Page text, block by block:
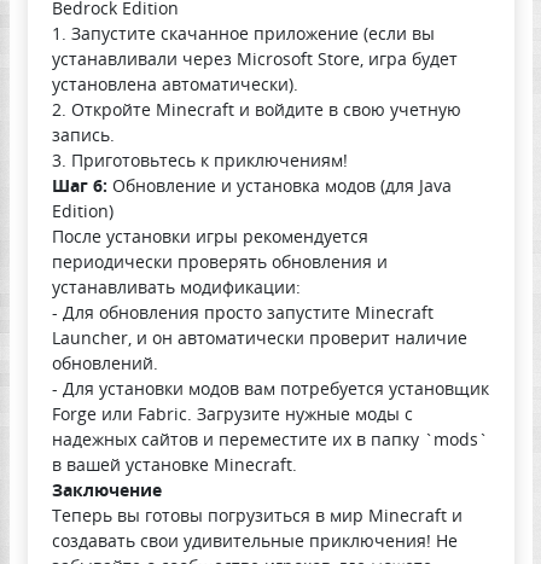
Bedrock Edition
1. Запустите скачанное приложение (если вы
устанавливали через Microsoft Store, игра будет
установлена автоматически).
2. Откройте Minecraft и войдите в свою учетную
запись.
3. Приготовьтесь к приключениям!
Шаг 6: Обновление и установка модов (для Java
Edition)
После установки игры рекомендуется
периодически проверять обновления и
устанавливать модификации:
- Для обновления просто запустите Minecraft
Launcher, и он автоматически проверит наличие
обновлений.
- Для установки модов вам потребуется установщик
Forge или Fabric. Загрузите нужные моды с
надежных сайтов и переместите их в папку `mods`
в вашей установке Minecraft.
Заключение
Теперь вы готовы погрузиться в мир Minecraft и
создавать свои удивительные приключения! Не